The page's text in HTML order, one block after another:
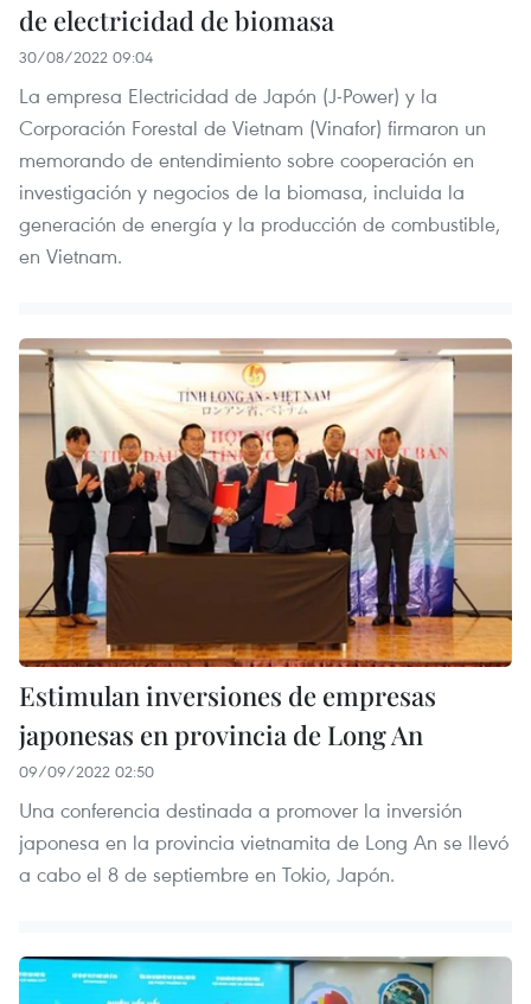
de electricidad de biomasa
30/08/2022 09:04
La empresa Electricidad de Japón (J-Power) y la
Corporación Forestal de Vietnam (Vinafor) firmaron un
memorando de entendimiento sobre cooperación en
investigación y negocios de la biomasa, incluida la
generación de energía y la producción de combustible,
en Vietnam.
Estimulan inversiones de empresas
japonesas en provincia de Long An
09/09/2022 02:50
Una conferencia destinada a promover la inversión
japonesa en la provincia vietnamita de Long An se llevó
a cabo el 8 de septiembre en Tokio, Japón.